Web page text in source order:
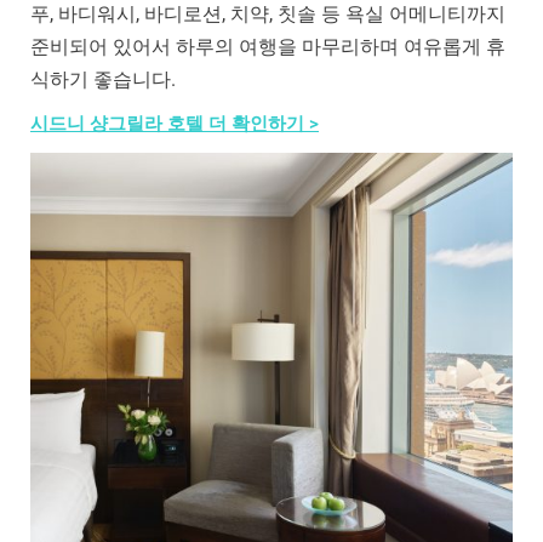
푸, 바디워시, 바디로션, 치약, 칫솔 등 욕실 어메니티까지
준비되어 있어서 하루의 여행을 마무리하며 여유롭게 휴
식하기 좋습니다.
시드니 샹그릴라 호텔 더 확인하기 >